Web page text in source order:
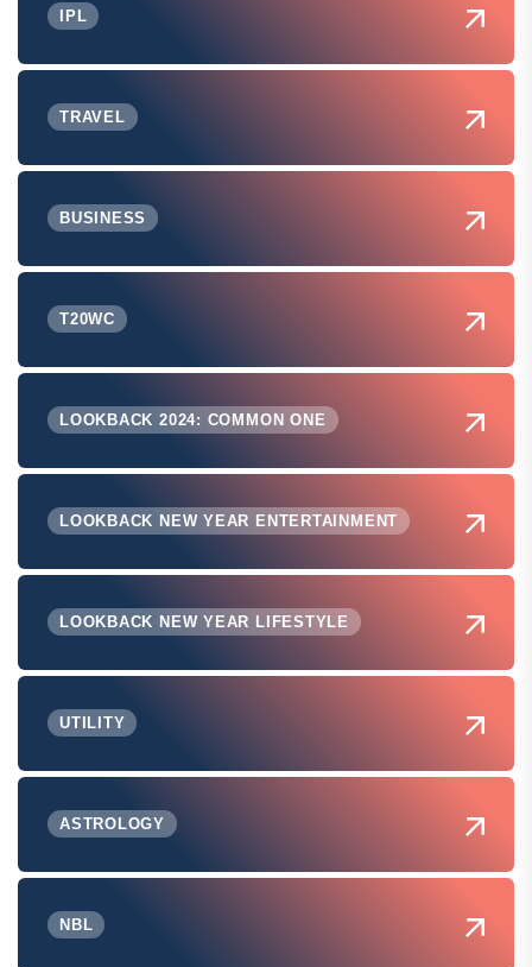
IPL
TRAVEL
BUSINESS
T20WC
LOOKBACK 2024: COMMON ONE
LOOKBACK NEW YEAR ENTERTAINMENT
LOOKBACK NEW YEAR LIFESTYLE
UTILITY
ASTROLOGY
NBL